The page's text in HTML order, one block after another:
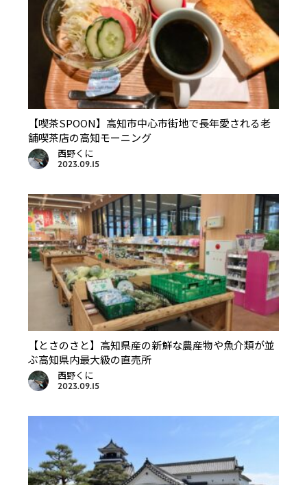
【喫茶SPOON】高知市中心市街地で長年愛される老
舗喫茶店の高知モーニング
西野くに
2023.09.15
【とさのさと】高知県産の新鮮な農産物や魚介類が並
ぶ高知県内最大級の直売所
西野くに
2023.09.15